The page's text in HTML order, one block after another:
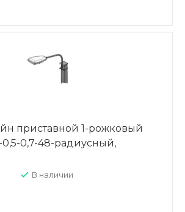
приставной 1-рожковый
0,5-0,7-48-радиусный,
В наличии